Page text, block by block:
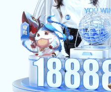
产品
信号调理